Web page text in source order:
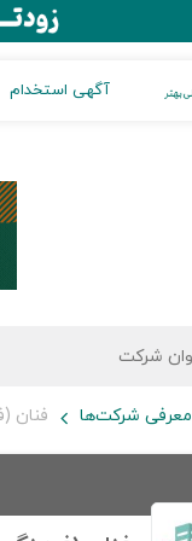
آگهی استخدام
معرفی شرکت‌ها فنان